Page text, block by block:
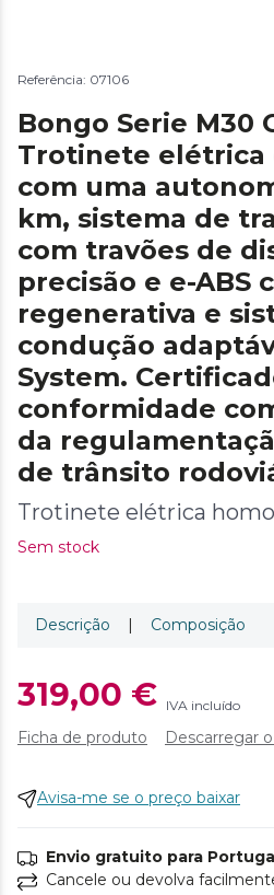
Referência: 07106
Bongo Serie M30
Trotinete elétrica
com uma
km, sistema de
com travões de
precisão e e-ABS
regenerativa e
condução
System.
conformidade
da
de trânsito
Trotinete elétrica
Sem stock
Descrição | Composição
319,00 € IVA incluído
Ficha de produto Descarregar
Avisa-me se o preço baixar
Envio gratuito para
Cancele ou devolva